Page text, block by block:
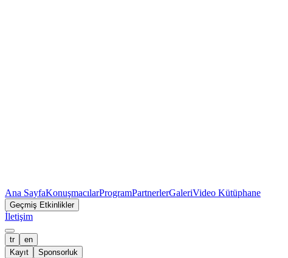
Ana SayfaKonuşmacılarProgramPartnerlerGaleriVideo Kütüphane
Geçmiş Etkinlikler
İletişim
tr
en
Kayıt
Sponsorluk